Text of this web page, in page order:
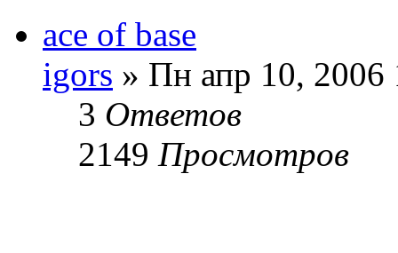
ace of base
igors » Пн апр 10, 2006
3 Ответов
2149 Просмотров